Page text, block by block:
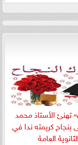
تهنئ الأستاذ محمد
بنجاح كريمته ندا في
الثانوية العامة